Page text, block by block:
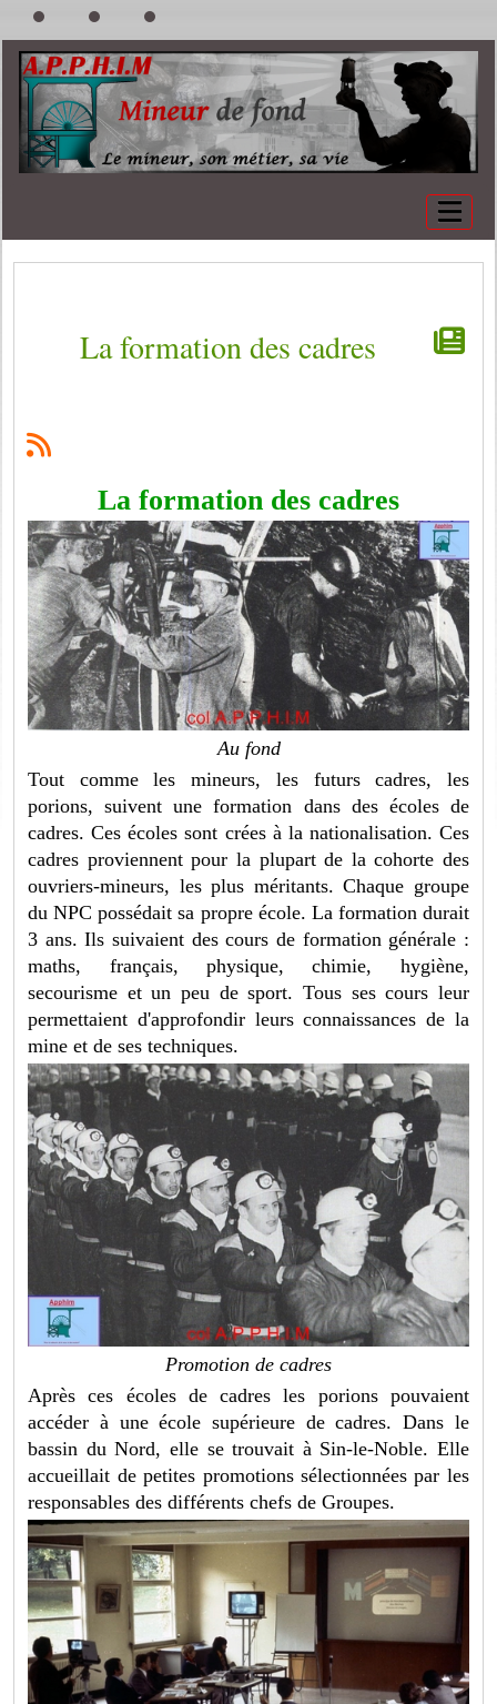
La formation des cadres
La formation des cadres
Au fond
Tout comme les mineurs, les futurs cadres, les
porions, suivent une formation dans des écoles de
cadres. Ces écoles sont crées à la nationalisation. Ces
cadres proviennent pour la plupart de la cohorte des
ouvriers-mineurs, les plus méritants. Chaque groupe
du NPC possédait sa propre école. La formation durait
3 ans. Ils suivaient des cours de formation générale :
maths, français, physique, chimie, hygiène,
secourisme et un peu de sport. Tous ses cours leur
permettaient d'approfondir leurs connaissances de la
mine et de ses techniques.
Promotion de cadres
Après ces écoles de cadres les porions pouvaient
accéder à une école supérieure de cadres. Dans le
bassin du Nord, elle se trouvait à Sin-le-Noble. Elle
accueillait de petites promotions sélectionnées par les
responsables des différents chefs de Groupes.